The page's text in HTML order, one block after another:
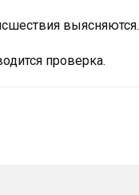
выясняются.
проверка.